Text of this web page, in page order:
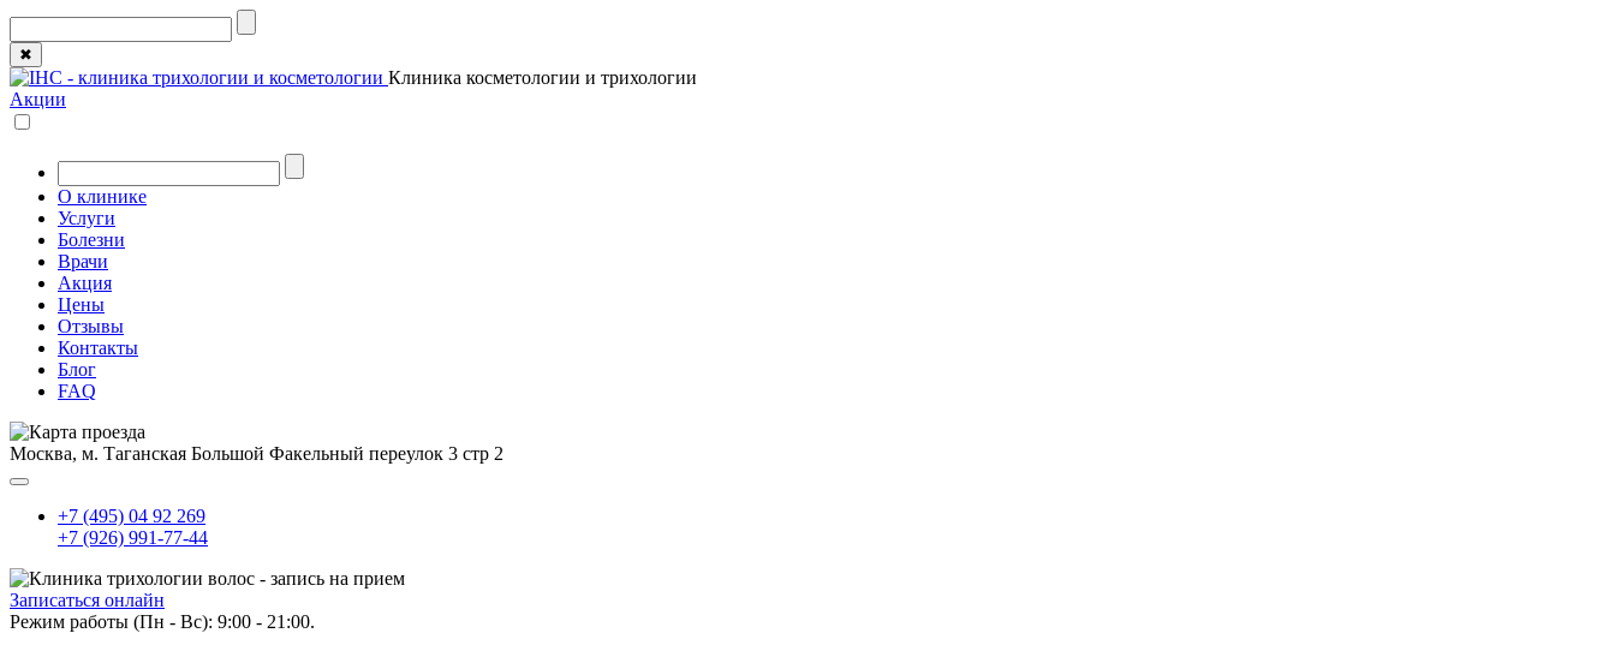
✖
Клиника косметологии и трихологии
Акции
О клинике
Услуги
Болезни
Врачи
Акция
Цены
Отзывы
Контакты
Блог
FAQ
Москва, м. Таганская Большой Факельный переулок 3 стр 2
+7 (495) 04 92 269
+7 (926) 991-77-44
Записаться онлайн
Режим работы (Пн - Вс): 9:00 - 21:00.